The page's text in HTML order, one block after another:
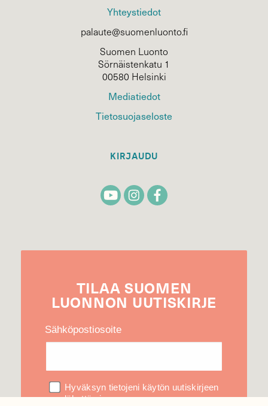
Yhteystiedot
palaute@suomenluonto.fi
Suomen Luonto
Sörnäistenkatu 1
00580 Helsinki
Mediatiedot
Tietosuojaseloste
KIRJAUDU
TILAA SUOMEN
LUONNON UUTIS­KIRJE
Sähköpostiosoite
Hyväksyn tietojeni käytön uutiskirjeen
lähettämiseen